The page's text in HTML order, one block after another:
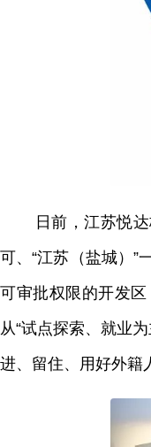
日前，江苏悦
可、“江苏（盐城）”
可审批权限的开发
从“试点探索、就业
进、留住、用好外籍